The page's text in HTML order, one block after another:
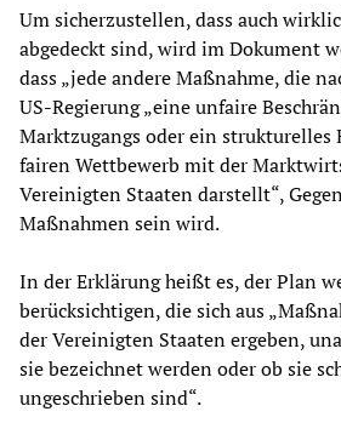
Um sicherzustellen, dass auch
abgedeckt sind, wird im Dokument
dass „jede andere Maßnahme, die
US-Regierung „eine unfaire
Marktzugangs oder ein
fairen Wettbewerb mit der
Vereinigten Staaten darstellt“,
Maßnahmen sein wird.
In der Erklärung heißt es, der Plan
berücksichtigen, die sich aus
der Vereinigten Staaten ergeben,
sie bezeichnet werden oder ob sie
ungeschrieben sind“.